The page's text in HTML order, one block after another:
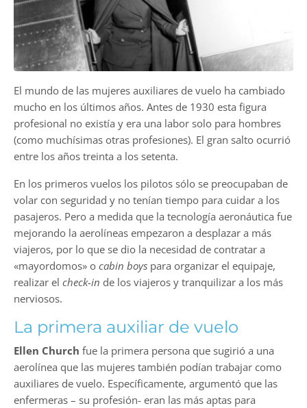
El mundo de las mujeres auxiliares de vuelo ha cambiado
mucho en los últimos años. Antes de 1930 esta figura
profesional no existía y era una labor solo para hombres
(como muchísimas otras profesiones). El gran salto ocurrió
entre los años treinta a los setenta.
En los primeros vuelos los pilotos sólo se preocupaban de
volar con seguridad y no tenían tiempo para cuidar a los
pasajeros. Pero a medida que la tecnología aeronáutica fue
mejorando la aerolíneas empezaron a desplazar a más
viajeros, por lo que se dio la necesidad de contratar a
«mayordomos» o cabin boys para organizar el equipaje,
realizar el check-in de los viajeros y tranquilizar a los más
nerviosos.
La primera auxiliar de vuelo
Ellen Church fue la primera persona que sugirió a una
aerolínea que las mujeres también podían trabajar como
auxiliares de vuelo. Específicamente, argumentó que las
enfermeras – su profesión- eran las más aptas para